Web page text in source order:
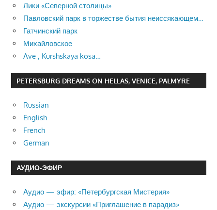
Лики «Северной столицы»
Павловский парк в торжестве бытия неиссякающем…
Гатчинский парк
Михайловское
Ave , Kurshskaya kosa…
PETERSBURG DREAMS ON HELLAS, VENICE, PALMYRE
Russian
English
French
German
АУДИО-ЭФИР
Аудио — эфир: «Петербургская Мистерия»
Аудио — экскурсии «Приглашение в парадиз»